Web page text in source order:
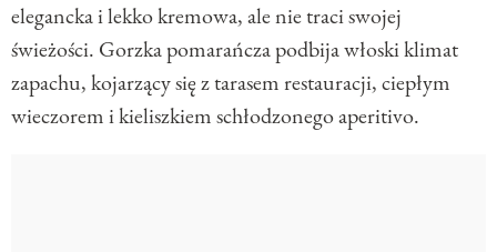
elegancka i lekko kremowa, ale nie traci swojej
świeżości. Gorzka pomarańcza podbija włoski klimat
zapachu, kojarzący się z tarasem restauracji, ciepłym
wieczorem i kieliszkiem schłodzonego aperitivo.